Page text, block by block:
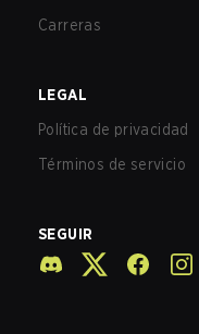
Carreras
LEGAL
Política de privacidad
Términos de servicio
SEGUIR